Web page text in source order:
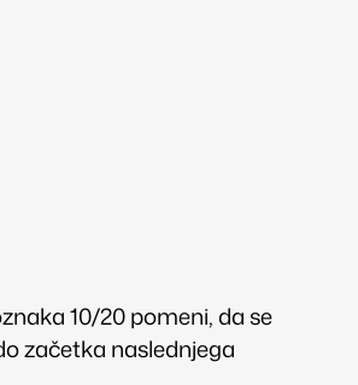
10/20 pomeni, da se
začetka naslednjega